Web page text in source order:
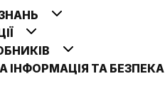
ТА БЕЗПЕКА